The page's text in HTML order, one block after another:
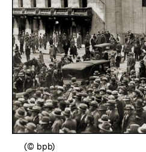
(© bpb)